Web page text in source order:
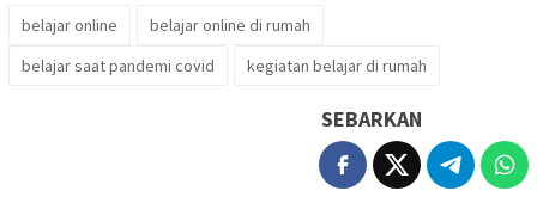
belajar online
belajar online di rumah
belajar saat pandemi covid
kegiatan belajar di rumah
SEBARKAN